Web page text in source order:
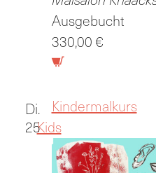
Ausgebucht
330,00 €
Di.
25
Kindermalkurs
Kids